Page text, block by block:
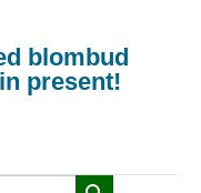
blombud
present!